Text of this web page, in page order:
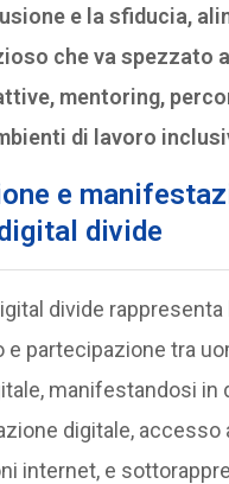
e la sfiducia,
che va spezzato
mentoring,
di lavoro
e
divide
divide
e partecipazione tra
manifestandosi in
digitale, accesso
internet, e